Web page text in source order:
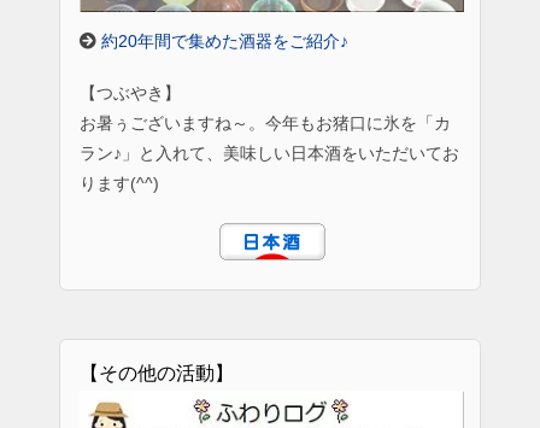
約20年間で集めた酒器をご紹介♪
【つぶやき】
お暑ぅございますね～。今年もお猪口に氷を「カ
ラン♪」と入れて、美味しい日本酒をいただいてお
ります(^^)
【その他の活動】